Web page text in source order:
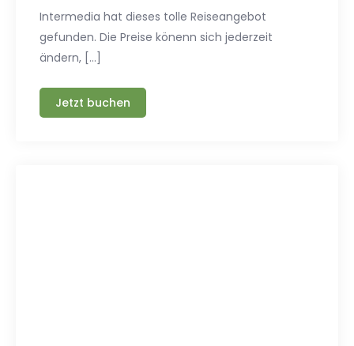
Intermedia hat dieses tolle Reiseangebot
gefunden. Die Preise könenn sich jederzeit
ändern, […]
Jetzt buchen